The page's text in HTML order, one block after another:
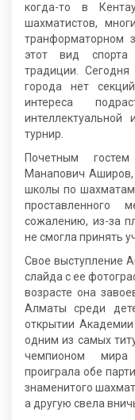
когда-то в
шахматистов,
транформаторном
этот вид спорта
традиции.
города нет
интереса
турнир.
Почетным
Манапович Аширов,
школы по
проставленного
сожалению, из-за
не смогла принять
Свое выступление
слайда с ее
возрасте она
Алматы среди
открытии
одним из самых
чемпионом
проиграла обе
знаменитого
а другую свела